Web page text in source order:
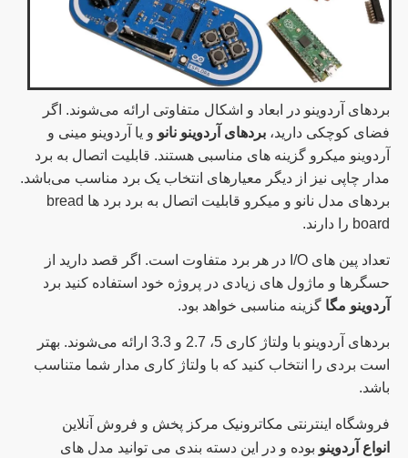
بردهای آردوینو در ابعاد و اشکال متفاوتی ارائه می‌شوند. اگر
فضای کوچکی دارید، بردهای آردوینو نانو و یا آردوینو مینی و
آردوینو میکرو گزینه های مناسبی هستند. قابلیت اتصال به برد
مدار چاپی نیز از دیگر معیارهای انتخاب یک برد مناسب می‌باشد.
بردهای مدل نانو و میکرو قابلیت اتصال به برد برد ها bread
board را دارند.
تعداد پین های I/O در هر برد متفاوت است. اگر قصد دارید از
حسگرها و ماژول های زیادی در پروژه خود استفاده کنید برد
آردوینو مگا گزینه مناسبی خواهد بود.
بردهای آردوینو با ولتاژ کاری 5، 2.7 و 3.3 ارائه می‌شوند. بهتر
است بردی را انتخاب کنید که با ولتاژ کاری مدار شما متناسب
باشد.
فروشگاه اینترنتی مکاترونیک مرکز پخش و فروش آنلاین
انواع آردوینو بوده و در این دسته بندی می توانید مدل های